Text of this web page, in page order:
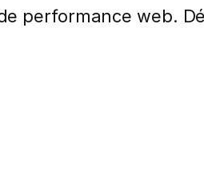
performance web.